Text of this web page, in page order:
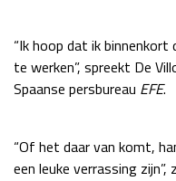
LAS VEGAS GRAND
Kwalificatie
GP ABU DHABI 2026
“Ik hoop dat ik
te werken”, spreekt De
Spaanse persbureau EFE.
“Of het daar van komt,
een leuke verrassing